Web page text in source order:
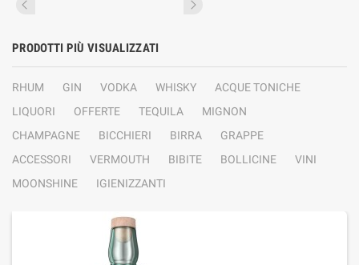
PRODOTTI PIÙ VISUALIZZATI
RHUM GIN VODKA WHISKY
ACQUE TONICHE
LIQUORI
OFFERTE TEQUILA
MIGNON
CHAMPAGNE
BICCHIERI BIRRA
GRAPPE
ACCESSORI
VERMOUTH BIBITE BOLLICINE
VINI
MOONSHINE
IGIENIZZANTI